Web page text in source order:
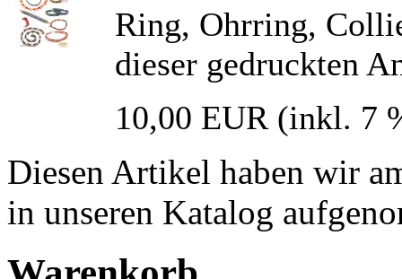
Ring, Ohrring,
dieser gedruckten
10,00 EUR (inkl. 7
Diesen Artikel haben wir
in unseren Katalog